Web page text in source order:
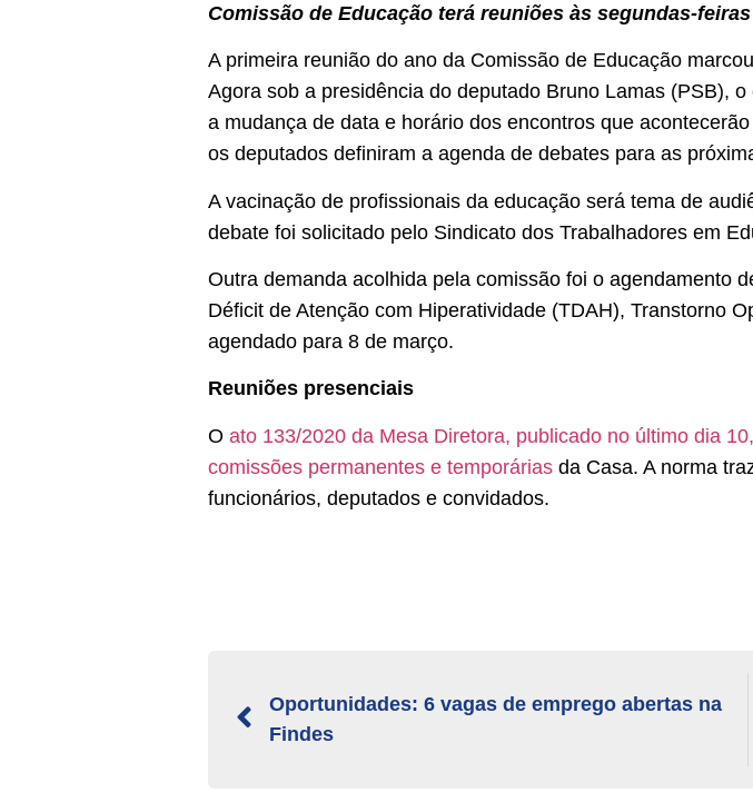
Comissão de Educação terá reuniões às segundas-
A primeira reunião do ano da Comissão de Educação
Agora sob a presidência do deputado Bruno Lamas (PSB),
a mudança de data e horário dos encontros que
os deputados definiram a agenda de debates para as
A vacinação de profissionais da educação será tema de
debate foi solicitado pelo Sindicato dos Trabalhadores em
Outra demanda acolhida pela comissão foi o agendamento
Déficit de Atenção com Hiperatividade (TDAH), Transtorno
agendado para 8 de março.
Reuniões presenciais
O ato 133/2020 da Mesa Diretora, publicado no último dia
comissões permanentes e temporárias da Casa. A norma
funcionários, deputados e convidados.
Oportunidades: 6 vagas de emprego abertas na
Findes